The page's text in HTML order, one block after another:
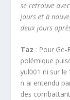
se retrouve
jours et à
deux jours
Taz : Pour
polémique
yul001 ni sur
n ai entendu
des